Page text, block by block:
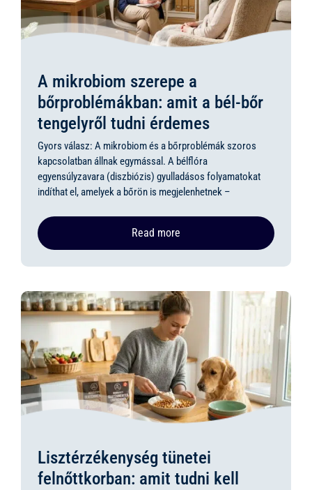
A mikrobiom szerepe a
bőrproblémákban: amit a bél-bőr
tengelyről tudni érdemes
Gyors válasz: A mikrobiom és a bőrproblémák szoros
kapcsolatban állnak egymással. A bélflóra
egyensúlyzavara (diszbiózis) gyulladásos folyamatokat
indíthat el, amelyek a bőrön is megjelenhetnek –
Read more
Lisztérzékenység tünetei
felnőttkorban: amit tudni kell